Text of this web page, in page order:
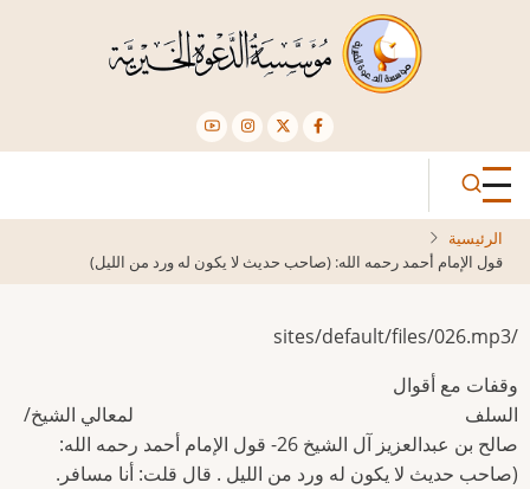
الرئيسية
قول الإمام أحمد رحمه الله: (صاحب حديث لا يكون له ورد من الليل)
/sites/default/files/026.mp3
وقفات مع أقوال
السلف لمعالي الشيخ/
صالح بن عبدالعزيز آل الشيخ 26- قول الإمام أحمد رحمه الله:
(صاحب حديث لا يكون له ورد من الليل . قال قلت: أنا مسافر.